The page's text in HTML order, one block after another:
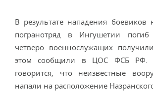
В результате нападения боевиков
погранотряд в Ингушетии
четверо военнослужащих
этом сообщили в ЦОС ФСБ РФ.
говорится, что неизвестные
напали на расположение